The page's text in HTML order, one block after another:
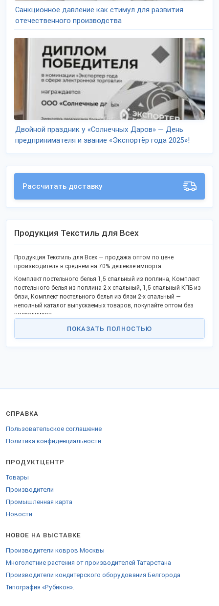
Санкционное давление как стимул для развития
отечественного производства
Двойной праздник у «Солнечных Даров» — День
предпринимателя и звание «Экспортёр года 2025»!
Рассчитать доставку
Продукция Текстиль для Всех
Продукция Текстиль для Всех — продажа оптом по цене
производителя в среднем на 70% дешевле импорта.
Комплект постельного белья 1,5 спальный из поплина, Комплект
постельного белья из поплина 2-х спальный, 1,5 спальный КПБ из
бязи, Комплект постельного белья из бязи 2-х спальный —
неполный каталог выпускаемых товаров, покупайте оптом без
посредников.
В каталоге уже известные наименования и новинки.
Качество соответствует ГОСТ или техническим условиям, не
проигрывает иностранным аналогам.
Химки и других.
сопроводительные накладные.
Свяжитесь с нами настранице компании
ПОКАЗАТЬ ПОЛНОСТЬЮ
СПРАВКА
Пользовательское соглашение
Политика конфиденциальности
ПРОДУКТЦЕНТР
Товары
Производители
Промышленная карта
Новости
НОВОЕ НА ВЫСТАВКЕ
Производители ковров Москвы
Многолетние растения от производителей Татарстана
Производители кондитерского оборудования Белгорода
Типография «Рубикон».